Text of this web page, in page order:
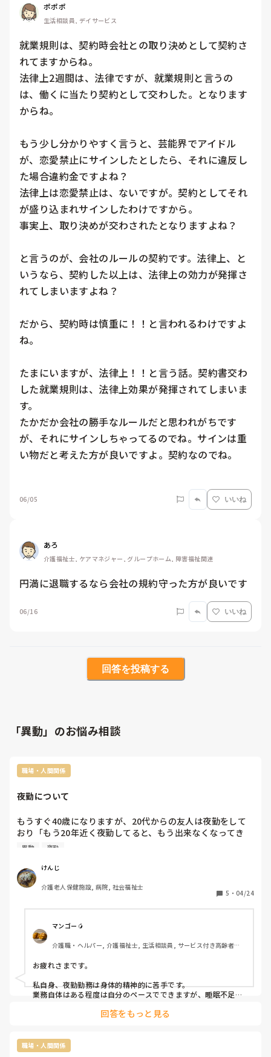
ポポポ
生活相談員, デイサービス
就業規則は、契約時会社との取り決めとして契約さ
れてますからね。
法律上2週間は、法律ですが、就業規則と言うの
は、働くに当たり契約として交わした。となります
からね。
もう少し分かりやすく言うと、芸能界でアイドル
が、恋愛禁止にサインしたとしたら、それに違反し
た場合違約金ですよね？
法律上は恋愛禁止は、ないですが。契約としてそれ
が盛り込まれサインしたわけですから。
事実上、取り決めが交わされたとなりますよね？
と言うのが、会社のルールの契約です。法律上、と
いうなら、契約した以上は、法律上の効力が発揮さ
れてしまいますよね？
だから、契約時は慎重に！！と言われるわけですよ
ね。
たまにいますが、法律上！！と言う話。契約書交わ
した就業規則は、法律上効果が発揮されてしまいま
す。
たかだか会社の勝手なルールだと思われがちです
が、それにサインしちゃってるのでね。サインは重
い物だと考えた方が良いですよ。契約なのでね。
06/05 いいね
あろ
介護福祉士, ケアマネジャー, グループホーム, 障害福祉関連
円満に退職するなら会社の規約守った方が良いです
06/16 いいね
回答を投稿する
「異動」のお悩み相談
職場・人間関係
夜勤について
もうすぐ40歳になりますが、20代からの友人は夜勤をして
おり「もう20年近く夜勤してると、もう出来なくなってき
た」と言います。やはり体力的、精神的に夜勤はキツいと思
友人は大規模の法人にいるので、日勤だけの事業所に異動願
を出すそうです。
異動 夜勤
けんじ
介護老人保健施設, 病院, 社会福祉士
5 ・ 04/24
マンゴー🥭
介護職・ヘルパー, 介護福祉士, 生活相談員, サービス付き高齢者向
務, 送迎ドライバー, 初任者研修, 実務者研修
お疲れさまです。
私自身、夜勤勤務は身体的精神的に苦手です。
業務自体はある程度は自分のペースでできますが、睡眠不足が
夜勤者不足のため毎月数回入りますが、今月は8回入り生活リ
けんじさんのご友人が仰る通り私自身はきついですね。
回答をもっと見る
職場・人間関係